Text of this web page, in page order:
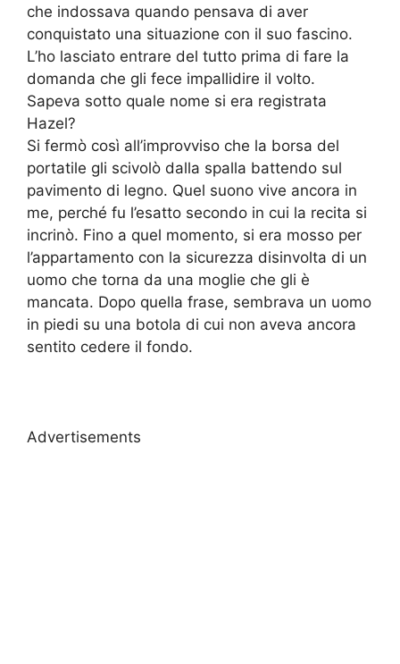
che indossava quando pensava di aver
conquistato una situazione con il suo fascino.
L’ho lasciato entrare del tutto prima di fare la
domanda che gli fece impallidire il volto.
Sapeva sotto quale nome si era registrata
Hazel?
Si fermò così all’improvviso che la borsa del
portatile gli scivolò dalla spalla battendo sul
pavimento di legno. Quel suono vive ancora in
me, perché fu l’esatto secondo in cui la recita si
incrinò. Fino a quel momento, si era mosso per
l’appartamento con la sicurezza disinvolta di un
uomo che torna da una moglie che gli è
mancata. Dopo quella frase, sembrava un uomo
in piedi su una botola di cui non aveva ancora
sentito cedere il fondo.
Advertisements